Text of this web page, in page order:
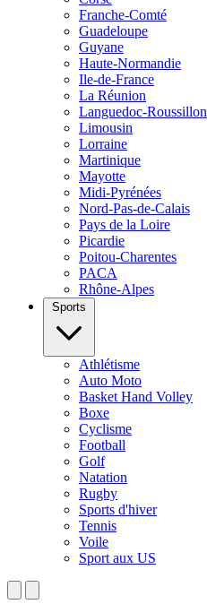
Franche-Comté
Guadeloupe
Guyane
Haute-Normandie
Ile-de-France
La Réunion
Languedoc-Roussillon
Limousin
Lorraine
Martinique
Mayotte
Midi-Pyrénées
Nord-Pas-de-Calais
Pays de la Loire
Picardie
Poitou-Charentes
PACA
Rhône-Alpes
Sports
Athlétisme
Auto Moto
Basket Hand Volley
Boxe
Cyclisme
Football
Golf
Natation
Rugby
Sports d'hiver
Tennis
Voile
Sport aux US